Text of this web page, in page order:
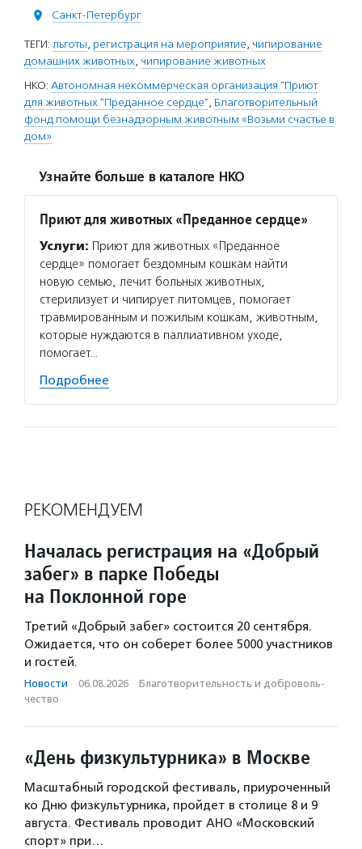
Санкт-Петербург
ТЕГИ: льготы, регистрация на мероприятие, чипирование
домашних животных, чипирование животных
НКО: Автономная некоммерческая организация "Приют
для животных "Преданное сердце", Благотворительный
фонд помощи безнадзорным животным «Возьми счастье в
дом»
Узнайте больше в каталоге НКО
Приют для животных «Преданное сердце»
Услуги: Приют для животных «Преданное
сердце» помогает бездомным кошкам найти
новую семью, лечит больных животных,
стерилизует и чипирует питомцев, помогает
травмированным и пожилым кошкам, животным,
которые нуждаются в паллиативном уходе,
помогает…
Подробнее
РЕКОМЕНДУЕМ
Началась регистрация на «Добрый
забег» в парке Победы
на Поклонной горе
Третий «Добрый забег» состоится 20 сентября.
Ожидается, что он соберет более 5000 участников
и гостей.
Новости · 06.08.2026 · Благотвори­тель­ность и доброволь­
чест­во
«День физкультурника» в Москве
Масштабный городской фестиваль, приуроченный
ко Дню физкультурника, пройдет в столице 8 и 9
августа. Фестиваль проводит АНО «Московский
спорт» при…